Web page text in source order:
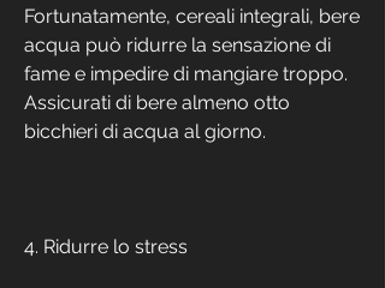
Fortunatamente, cereali integrali, bere
acqua può ridurre la sensazione di
fame e impedire di mangiare troppo.
Assicurati di bere almeno otto
bicchieri di acqua al giorno.
4. Ridurre lo stress